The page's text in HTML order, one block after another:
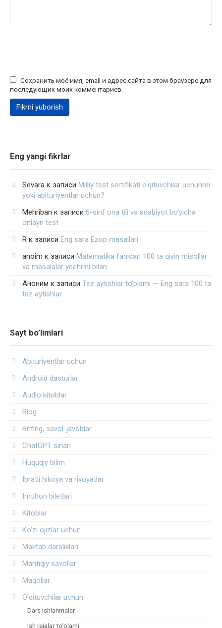
Сохранить моё имя, email и адрес сайта в этом браузере для
последующих моих комментариев.
Eng yangi fikrlar
Sevara к записи Milliy test sertifikati o‘qituvchilar uchunmi
yoki abituriyentlar uchun?
Mehriban к записи 6-sinf ona tili va adabiyot bo‘yicha
onlayn test
R к записи Eng sara Ezop masallari
anoim к записи Matematika fanidan 100 ta qiyin misollar
va masalalar yechimi bilan
Аноним к записи Tez aytishlar to‘plami — Eng sara 100 ta
tez aytishlar
Sayt bo’limlari
Abituriyentlar uchun
Android dasturlar
Audio kitoblar
Blog
Brifing, savol-javoblar
ChatGPT sirlari
Huquqiy bilim
Ibratli hikoya va rivoyatlar
Imtihon biletlari
Kitoblar
Ko‘zi ojizlar uchun
Maktab darsliklari
Mantiqiy savollar
Maqollar
O‘qituvchilar uchun
Dars ishlanmalar
Ish rejalar to‘plami